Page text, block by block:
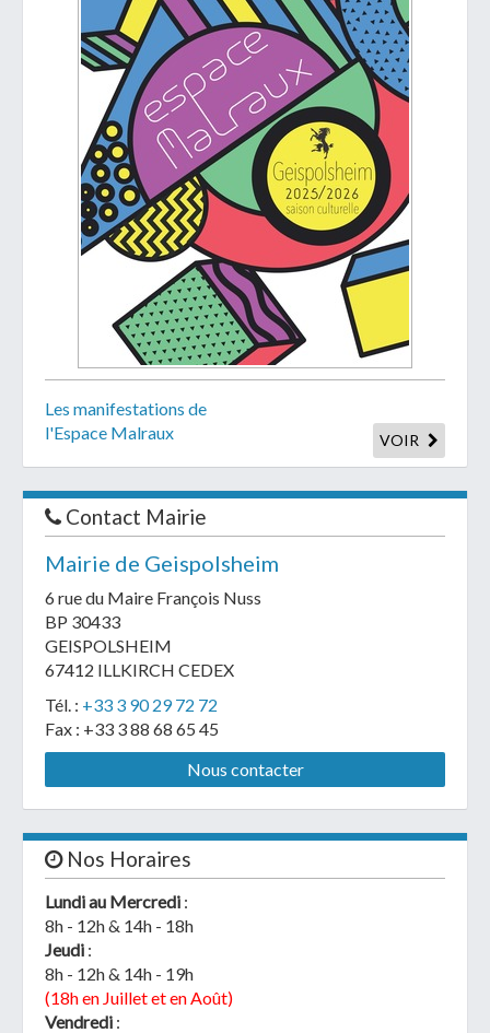
Galerie photos
affiche
Reprise des
cours
flyer
Galerie photos
TAG - Contacts
TAG - Padel vu
ciel
TAG - Vue
Les manifestations de
l'Espace Malraux
VOIR
Contact Mairie
Mairie de Geispolsheim
6 rue du Maire François Nuss
BP 30433
GEISPOLSHEIM
67412 ILLKIRCH CEDEX
Tél. : +33 3 90 29 72 72
Fax : +33 3 88 68 65 45
Nous contacter
Nos Horaires
Lundi au Mercredi :
8h - 12h & 14h - 18h
Jeudi :
8h - 12h & 14h - 19h
(18h en Juillet et en Août)
Vendredi :